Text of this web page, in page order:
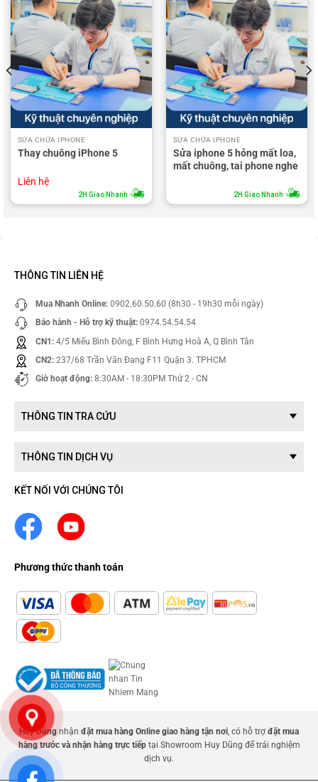
SỬA CHỮA IPHONE
Thay chuông iPhone 5
Liên hệ
2H Giao Nhanh
SỬA CHỮA IPHONE
Sửa iphone 5 hỏng mất loa,
mất chuông, tai phone nghe
2H Giao Nhanh
THÔNG TIN LIÊN HỆ
Mua Nhanh Online: 0902.60.50.60 (8h30 - 19h30 mỗi ngày)
Bảo hành - Hỗ trợ kỹ thuật: 0974.54.54.54
CN1: 4/5 Miếu Bình Đông, F Bình Hưng Hoà A, Q Bình Tân
CN2: 237/68 Trần Văn Đang F11 Quận 3. TPHCM
Giờ hoạt động: 8:30AM - 18:30PM Thứ 2 - CN
THÔNG TIN TRA CỨU
THÔNG TIN DỊCH VỤ
KẾT NỐI VỚI CHÚNG TÔI
Phương thức thanh toán
Huy Dũng nhận đặt mua hàng Online giao hàng tận nơi, có hỗ trợ đặt mua
hàng trước và nhận hàng trực tiếptại Showroom Huy Dũng để trải nghiệm
dịch vụ.